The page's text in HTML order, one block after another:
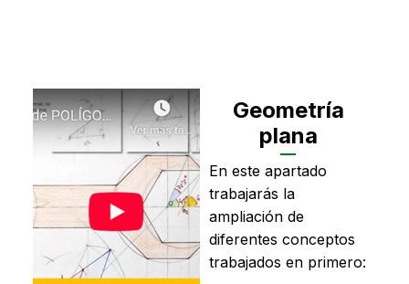
Geometría
plana
En este apartado
trabajarás la
ampliación de
diferentes conceptos
trabajados en primero: